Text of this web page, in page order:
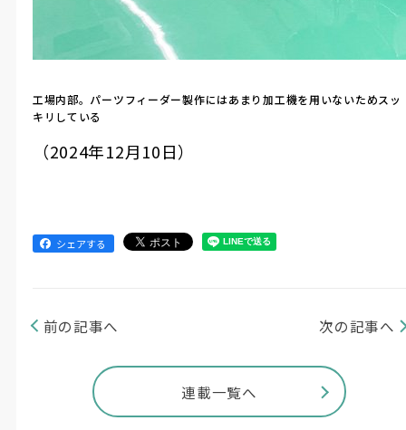
工場内部。パーツフィーダー製作にはあまり加工機を用いないためスッ
キリしている
（2024年12月10日）
シェアする
前の記事へ 次の記事へ
連載一覧へ